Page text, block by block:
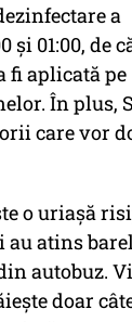
a
01:00, de
fi aplicată pe
În plus,
care vor
o uriașă
au atins
autobuz.
doar